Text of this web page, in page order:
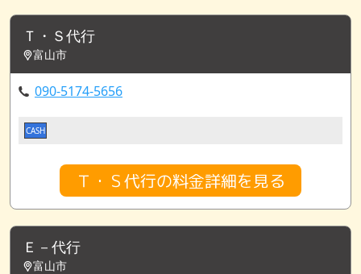
Ｔ・Ｓ代行
富山市
090-5174-5656
CASH
Ｔ・Ｓ代行の料金詳細を見る
Ｅ－代行
富山市